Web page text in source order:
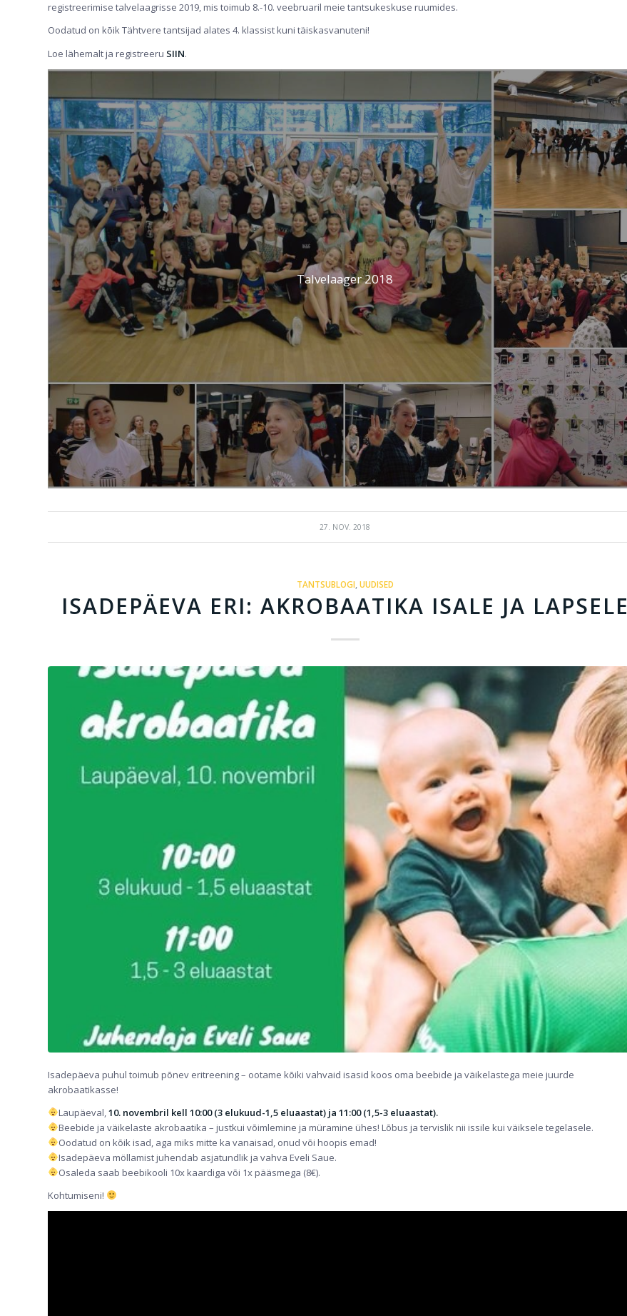
registreerimise talvelaagrisse 2019, mis toimub 8.-10. veebruaril meie tantsukeskuse ruumides.
Oodatud on kõik Tähtvere tantsijad alates 4. klassist kuni täiskasvanuteni!
Loe lähemalt ja registreeru SIIN.
Talvelaager 2018
27. NOV. 2018
TANTSUBLOGI,UUDISED
ISADEPÄEVA ERI: AKROBAATIKA ISALE JA LAPSELE
Isadepäeva puhul toimub põnev eritreening – ootame kõiki vahvaid isasid koos oma beebide ja väikelastega meie juurde
akrobaatikasse!
Laupäeval,10. novembril kell 10:00 (3 elukuud-1,5 eluaastat) ja 11:00 (1,5-3 eluaastat).
Beebide ja väikelaste akrobaatika – justkui võimlemine ja müramine ühes! Lõbus ja tervislik nii issile kui väiksele tegelasele.
Oodatud on kõik isad, aga miks mitte ka vanaisad, onud või hoopis emad!
Isadepäeva möllamist juhendab asjatundlik ja vahva Eveli Saue.
Osaleda saab beebikooli 10x kaardiga või 1x pääsmega (8€).
Kohtumiseni!